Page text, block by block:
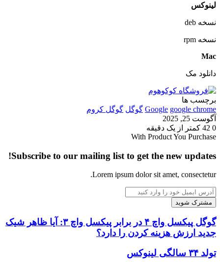
لینوکس
نسخه deb
نسخه rpm
Mac
دانلود مک
برچسب ها
Google google chrome گوگل گوگل کروم
آگوست 25, 2025
0
کمتر از یک دقیقه
With Product You Purchase
Subscribe to our mailing list to get the new updates!
Lorem ipsum dolor sit amet, consectetur.
آدرس
ایمیل
خود
را
وارد
کنید
گوگل
پیکسل
واچ
۴
در
گوگل پیکسل واچ ۴ در برابر پیکسل واچ ۳: آیا ظاهر شیک
جدید ارزش هزینه کردن را دارد؟
تولد
تولد ۳۴ سالگی لینوکس